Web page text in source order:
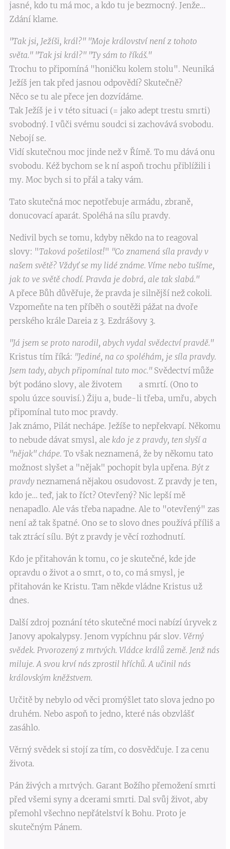
jasné, kdo tu má moc, a kdo tu je bezmocný. Jenže…
Zdání klame.
"Tak jsi, Ježíši, král?" "Moje království není z tohoto
světa." "Tak jsi král?" "Ty sám to říkáš."
Trochu to připomíná "honičku kolem stolu". Neuniká
Ježíš jen tak před jasnou odpovědí? Skutečně?
Něco se tu ale přece jen dozvídáme.
Tak Ježíš je i v této situaci (= jako adept trestu smrti)
svobodný. I vůči svému soudci si zachovává svobodu.
Nebojí se.
Vidí skutečnou moc jinde než v Římě. To mu dává onu
svobodu. Kéž bychom se k ní aspoň trochu přiblížili i
my. Moc bych si to přál a taky vám.
Tato skutečná moc nepotřebuje armádu, zbraně,
donucovací aparát. Spoléhá na sílu pravdy.
Nedivil bych se tomu, kdyby někdo na to reagoval
slovy: "Taková pošetilost!" "Co znamená síla pravdy v
našem světě? Vždyť se my lidé známe. Víme nebo tušíme,
jak to ve světě chodí. Pravda je dobrá, ale tak slabá."
A přece Bůh důvěřuje, že pravda je silnější než cokoli.
Vzpomeňte na ten příběh o soutěži pážat na dvoře
perského krále Dareia z 3. Ezdrášovy 3.
"Já jsem se proto narodil, abych vydal svědectví pravdě."
Kristus tím říká: "Jediné, na co spoléhám, je síla pravdy.
Jsem tady, abych připomínal tuto moc."Svědectví může
být podáno slovy, ale životem a smrtí. (Ono to
spolu úzce souvisí.) Žiju a, bude-li třeba, umřu, abych
připomínal tuto moc pravdy.
Jak známo, Pilát nechápe. Ježíše to nepřekvapí. Někomu
to nebude dávat smysl, ale kdo je z pravdy, ten slyší a
"nějak" chápe. To však neznamená, že by někomu tato
možnost slyšet a "nějak" pochopit byla upřena. Být z
pravdy neznamená nějakou osudovost. Z pravdy je ten,
kdo je… teď, jak to říct? Otevřený? Nic lepší mě
nenapadlo. Ale vás třeba napadne. Ale to "otevřený" zas
není až tak špatné. Ono se to slovo dnes používá příliš a
tak ztrácí sílu. Být z pravdy je věcí rozhodnutí.
Kdo je přitahován k tomu, co je skutečné, kde jde
opravdu o život a o smrt, o to, co má smysl, je
přitahován ke Kristu. Tam někde vládne Kristus už
dnes.
Další zdroj poznání této skutečné moci nabízí úryvek z
Janovy apokalypsy. Jenom vypíchnu pár slov. Věrný
svědek. Prvorozený z mrtvých. Vládce králů země. Jenž nás
miluje. A svou krví nás zprostil hříchů. A učinil nás
královským kněžstvem.
Určitě by nebylo od věci promýšlet tato slova jedno po
druhém. Nebo aspoň to jedno, které nás obzvlášť
zasáhlo.
Věrný svědek si stojí za tím, co dosvědčuje. I za cenu
života.
Pán živých a mrtvých. Garant Božího přemožení smrti
před všemi syny a dcerami smrti. Dal svůj život, aby
přemohl všechno nepřátelství k Bohu. Proto je
skutečným Pánem.